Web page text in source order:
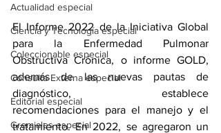
Actualidad especial
Ciencia y Tecnología especial
Coleccionable especial
Consulta Externa especial
Editorial especial
Gremiales especial
El Informe 2022 de la Iniciativa Global
para la Enfermedad Pulmonar
Obstructiva Crónica, o informe GOLD,
además de las nuevas pautas de
diagnóstico, establece
recomendaciones para el manejo y el
tratamiento. En 2022, se agregaron un